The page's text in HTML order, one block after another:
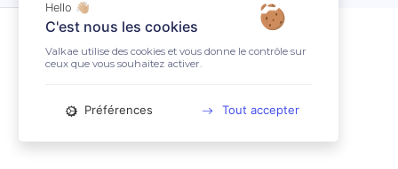
Hello 👋🏼
C'est nous les cookies
Valkae utilise des cookies et vous donne le contrôle sur
ceux que vous souhaitez activer.
Préférences Tout accepter